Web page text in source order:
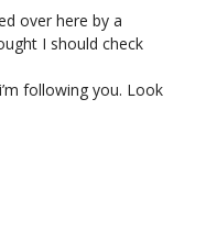
over here by a
I should check
following you. Look